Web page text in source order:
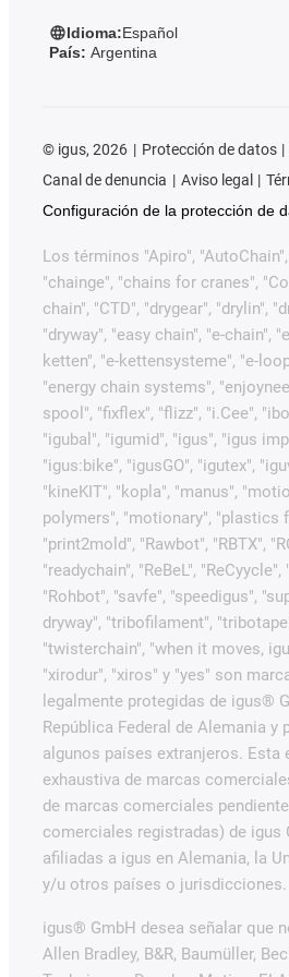
Idioma:Español
País: Argentina
© igus, 2026 Protección de datos
Canal de denuncia
Aviso legal
Configuración de la protección de
Los términos "Apiro",
"chainge", "chains for cranes",
chain", "CTD", "drygear", "drylin",
"dryway", "easy chain", "e-chain",
ketten", "e-kettensysteme", "e-
"energy chain systems",
spool", "fixflex", "flizz", "i.Cee",
"igubal", "igumid", "igus", "igus
"igus:bike", "igusGO", "igutex",
"kineKIT", "kopla", "manus",
polymers", "motionary", "plastics
"print2mold", "Rawbot", "RBTX",
"readychain", "ReBeL",
"Rohbot", "savfe", "speedigus",
dryway", "tribofilament",
"twisterchain", "when it moves,
"xirodur", "xiros" y "yes" son
legalmente protegidas de igus®
República Federal de Alemania y
algunos países extranjeros. Esta
exhaustiva de marcas
de marcas comerciales
comerciales registradas) de igus
afiliadas a igus en Alemania, la
y/u otros países o jurisdicciones.
igus® GmbH desea señalar que
Allen Bradley, B&R, Baumüller,